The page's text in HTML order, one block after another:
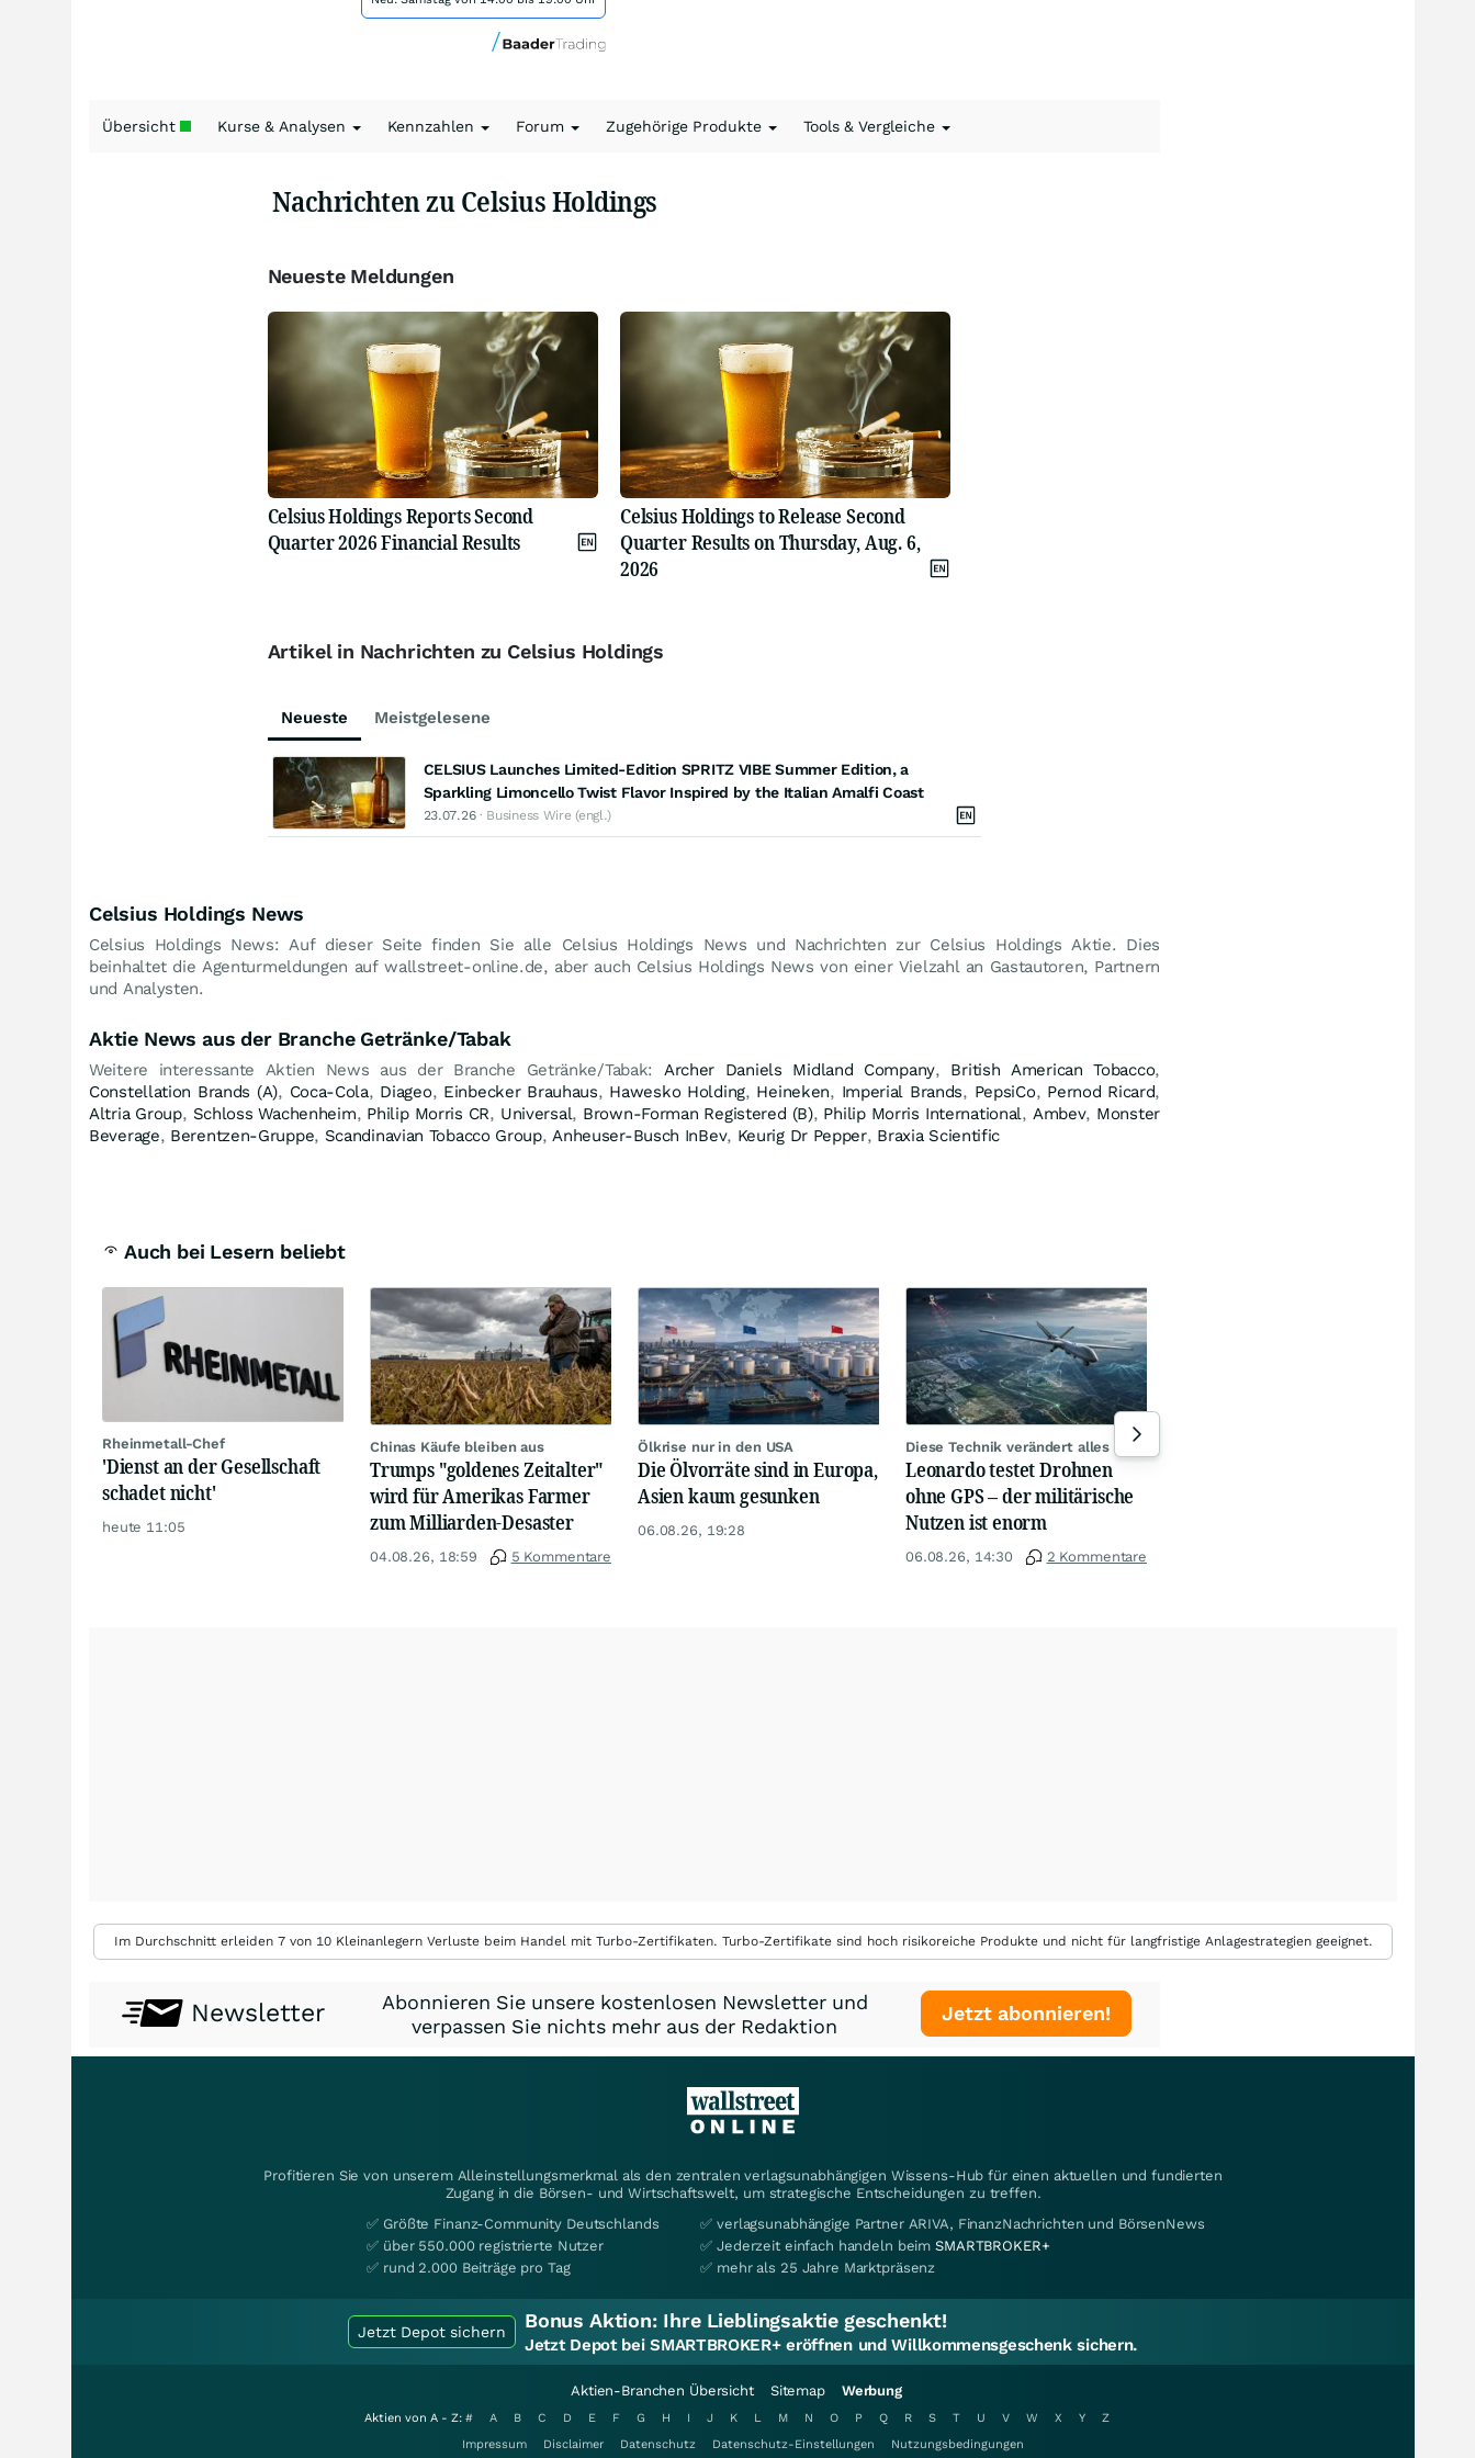
Übersicht Kurse & Analysen Kennzahlen Forum Zugehörige Produkte Tools & Vergleiche
Nachrichten zu Celsius Holdings
Neueste Meldungen
Celsius Holdings Reports Second
Quarter 2026 Financial Results
Celsius Holdings to Release Second
Quarter Results on Thursday, Aug. 6,
2026
Artikel in Nachrichten zu Celsius Holdings
Neueste Meistgelesene
CELSIUS Launches Limited-Edition SPRITZ VIBE Summer Edition, a
Sparkling Limoncello Twist Flavor Inspired by the Italian Amalfi Coast
23.07.26· Business Wire (engl.)
Celsius Holdings News
Celsius Holdings News: Auf dieser Seite finden Sie alle Celsius Holdings News und Nachrichten zur Celsius Holdings Aktie. Dies
beinhaltet die Agenturmeldungen auf wallstreet-online.de, aber auch Celsius Holdings News von einer Vielzahl an Gastautoren, Partnern
und Analysten.
Aktie News aus der Branche Getränke/Tabak
Weitere interessante Aktien News aus der Branche Getränke/Tabak: Archer Daniels Midland Company, British American Tobacco,
Constellation Brands (A), Coca-Cola, Diageo, Einbecker Brauhaus, Hawesko Holding, Heineken, Imperial Brands, PepsiCo, Pernod Ricard,
Altria Group, Schloss Wachenheim, Philip Morris CR, Universal, Brown-Forman Registered (B), Philip Morris International, Ambev, Monster
Beverage, Berentzen-Gruppe, Scandinavian Tobacco Group,Anheuser-Busch InBev, Keurig Dr Pepper, Braxia Scientific
Auch bei Lesern beliebt
Rheinmetall-Chef
'Dienst an der Gesellschaft
schadet nicht'
heute 11:05
Chinas Käufe bleiben aus
Trumps "goldenes Zeitalter"
wird für Amerikas Farmer
zum Milliarden-Desaster
04.08.26, 18:59 5 Kommentare
Ölkrise nur in den USA
Die Ölvorräte sind in Europa,
Asien kaum gesunken
06.08.26, 19:28
Diese Technik verändert alles
Leonardo testet Drohnen
ohne GPS – der militärische
Nutzen ist enorm
06.08.26, 14:30 2 Kommentare
Im Durchschnitt erleiden 7 von 10 Kleinanlegern Verluste beim Handel mit Turbo-Zertifikaten. Turbo-Zertifikate sind hoch risikoreiche Produkte und nicht für langfristige Anlagestrategien geeignet.
Newsletter
Abonnieren Sie unsere kostenlosen Newsletter und
verpassen Sie nichts mehr aus der Redaktion
Jetzt abonnieren!
Profitieren Sie von unserem Alleinstellungsmerkmal als den zentralen verlagsunabhängigen Wissens-Hub für einen aktuellen und fundierten
Zugang in die Börsen- und Wirtschaftswelt, um strategische Entscheidungen zu treffen.
✅ Größte Finanz-Community Deutschlands
✅ über 550.000 registrierte Nutzer
✅ rund 2.000 Beiträge pro Tag
✅ verlagsunabhängige Partner ARIVA, FinanzNachrichten und BörsenNews
✅ Jederzeit einfach handeln beimSMARTBROKER+
✅ mehr als 25 Jahre Marktpräsenz
Jetzt Depot sichern Bonus Aktion: Ihre Lieblingsaktie geschenkt!
Jetzt Depot bei SMARTBROKER+ eröffnen und Willkommensgeschenk sichern.
Aktien-Branchen Übersicht Sitemap Werbung
Aktien von A - Z: # A B C D E F G H I J K L M N O P Q R S T U V W X Y
Z
Impressum
Disclaimer Datenschutz Datenschutz-Einstellungen Nutzungsbedingungen